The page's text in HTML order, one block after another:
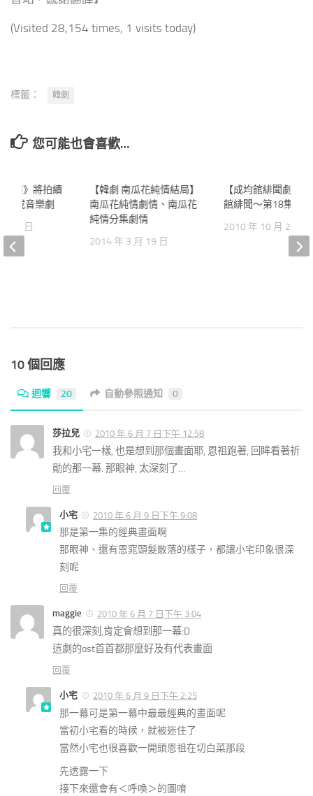
(Visited 28,154 times, 1 visits today)
標籤： 韓劇
您可能也會喜歡…
【韓劇 南瓜花純情結局】
南瓜花純情劇情、南瓜花
純情分集劇情
2014 年 3 月 19 日
【成均館緋聞劇情
館緋聞～第18集文
2010 年 10 月 26 日
花園》將拍續
影或音樂劇
23 日
10 個回應
迴響 20 自動參照通知 0
莎拉兒 2010 年 6 月 7 日下午 12:58
我和小宅一樣, 也是想到那個畫面耶, 恩祖跑著, 回眸看著祈
勛的那一幕. 那眼神, 太深刻了…
回覆
小宅 2010 年 6 月 9 日下午 9:08
那是第一集的經典畫面啊
那眼神、還有恩窕頭髮散落的樣子，都讓小宅印象很深
刻呢
回覆
maggie 2010 年 6 月 7 日下午 3:04
真的很深刻,肯定會想到那一幕:D
這劇的ost首首都那麼好及有代表畫面
回覆
小宅 2010 年 6 月 9 日下午 2:25
那一幕可是第一幕中最最經典的畫面呢
當初小宅看的時候，就被迷住了
當然小宅也很喜歡一開頭恩祖在切白菜那段
先透露一下
接下來還會有＜呼喚＞的圖唷